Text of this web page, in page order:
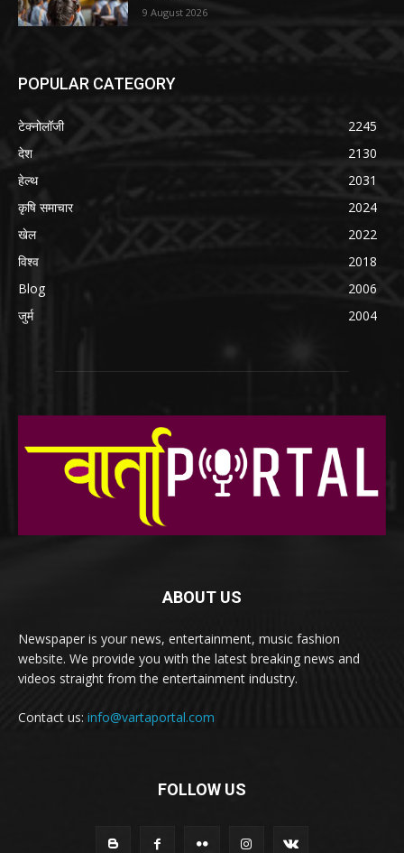
9 August 2026
POPULAR CATEGORY
टेक्नोलॉजी
2245
देश
2130
हेल्थ
2031
कृषि समाचार
2024
खेल
2022
विश्व
2018
Blog
2006
जुर्म
2004
ABOUT US
Newspaper is your news, entertainment, music fashion
website. We provide you with the latest breaking news and
videos straight from the entertainment industry.
Contact us: info@vartaportal.com
FOLLOW US